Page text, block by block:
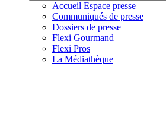
Accueil Espace presse
Communiqués de presse
Dossiers de presse
Flexi Gourmand
Flexi Pros
La Médiathèque